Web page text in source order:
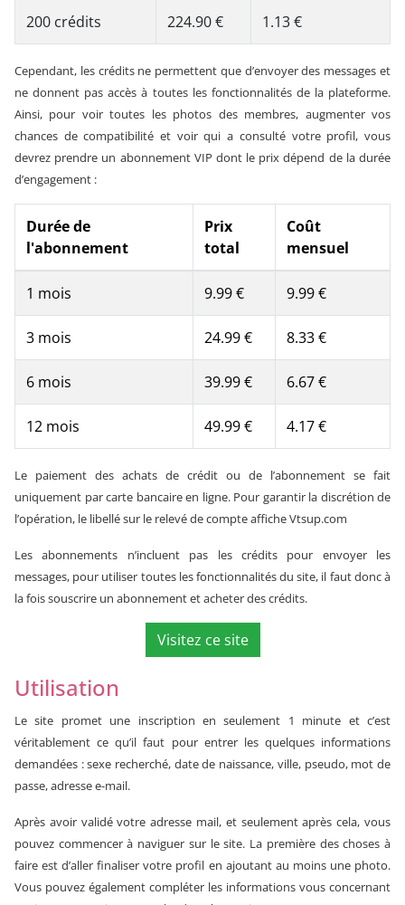
200 crédits 224.90 € 1.13 €
Cependant, les crédits ne permettent que d’envoyer des messages et
ne donnent pas accès à toutes les fonctionnalités de la plateforme.
Ainsi, pour voir toutes les photos des membres, augmenter vos
chances de compatibilité et voir qui a consulté votre profil, vous
devrez prendre un abonnement VIP dont le prix dépend de la durée
d’engagement :
Durée de
l'abonnement
Prix
total
Coût
mensuel
1 mois 9.99 € 9.99 €
3 mois 24.99 € 8.33 €
6 mois 39.99 € 6.67 €
12 mois 49.99 € 4.17 €
Le paiement des achats de crédit ou de l’abonnement se fait
uniquement par carte bancaire en ligne. Pour garantir la discrétion de
l’opération, le libellé sur le relevé de compte affiche Vtsup.com
Les abonnements n’incluent pas les crédits pour envoyer les
messages, pour utiliser toutes les fonctionnalités du site, il faut donc à
la fois souscrire un abonnement et acheter des crédits.
Visitez ce site
Utilisation
Le site promet une inscription en seulement 1 minute et c’est
véritablement ce qu’il faut pour entrer les quelques informations
demandées : sexe recherché, date de naissance, ville, pseudo, mot de
passe, adresse e-mail.
Après avoir validé votre adresse mail, et seulement après cela, vous
pouvez commencer à naviguer sur le site. La première des choses à
faire est d’aller finaliser votre profil en ajoutant au moins une photo.
Vous pouvez également compléter les informations vous concernant